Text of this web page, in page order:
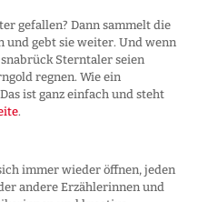
gefallen? Dann sammelt die
gebt sie weiter. Und wenn
Sterntaler seien
regnen. Wie ein
ist ganz einfach und steht
.
immer wieder öffnen, jeden
andere Erzählerinnen und